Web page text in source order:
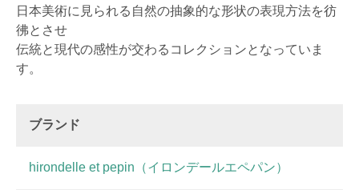
日本美術に見られる自然の抽象的な形状の表現方法を彷
彿とさせ
伝統と現代の感性が交わるコレクションとなっていま
す。
ブランド
hirondelle et pepin（イロンデールエペパン）